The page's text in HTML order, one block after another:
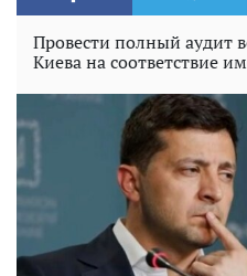
Провести полный аудит
Киева на соответствие